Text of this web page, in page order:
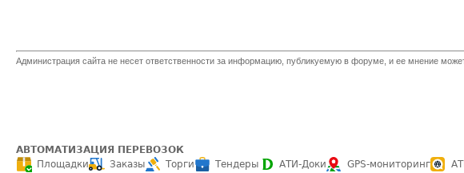
Администрация сайта не несет ответственности за информацию, публикуемую в форуме, и ее мнение
АВТОМАТИЗАЦИЯ ПЕРЕВОЗОК
Площадки
Заказы Торги Тендеры АТИ-Доки GPS-мониторинг